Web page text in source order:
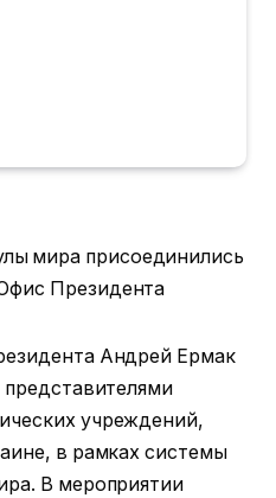
Андрей Ермак
представителями
учреждений,
в рамках системы
В мероприятии